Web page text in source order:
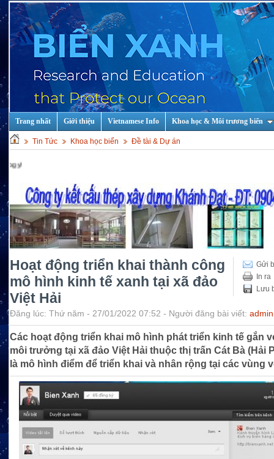
Trang nhất Giới thiệu Vietnamese Info Khoa học & Môi trương biển
Tin Tức Khoa học biển Đề tài & Dự án
Gửi
In ra
Lưu
Hoạt động triển khai thành công
mô hình kinh tế xanh tại xã đảo
Việt Hải
Đăng lúc: Thứ năm - 27/01/2022 07:52 - Người đăng bài viết: admin
Các hoạt động triển khai mô hình phát triển kinh tế gắn
môi trưởng tại xã đảo Việt Hải thuộc thị trấn Cát Bà (Hải
là mô hình điểm để triển khai và nhân rộng tại các vùng